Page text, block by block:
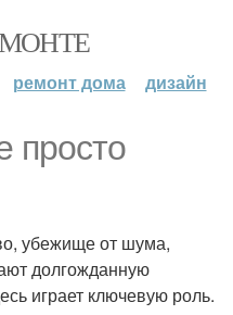
ремонт дома дизайн
просто
убежище от шума,
долгожданную
играет ключевую роль.